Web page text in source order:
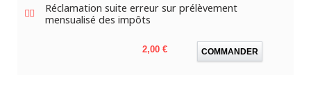
Réclamation suite erreur sur prélèvement
mensualisé des impôts
Prix
2,00 € COMMANDER